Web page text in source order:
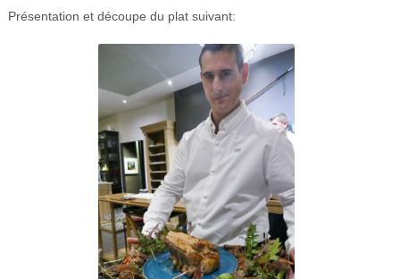
Présentation et découpe du plat suivant: